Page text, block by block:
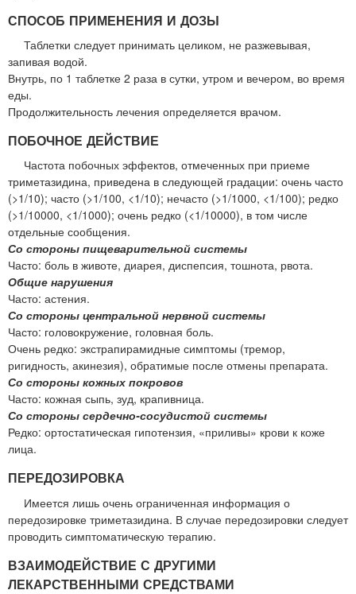
СПОСОБ ПРИМЕНЕНИЯ И ДОЗЫ
Таблетки следует принимать целиком, не разжевывая,
запивая водой.
Внутрь, по 1 таблетке 2 раза в сутки, утром и вечером, во время
еды.
Продолжительность лечения определяется врачом.
ПОБОЧНОЕ ДЕЙСТВИЕ
Частота побочных эффектов, отмеченных при приеме
триметазидина, приведена в следующей градации: очень часто
(>1/10); часто (>1/100, <1/10); нечасто (>1/1000, <1/100); редко
(>1/10000, <1/1000); очень редко (<1/10000), в том числе
отдельные сообщения.
Со стороны пищеварительной системы
Часто: боль в животе, диарея, диспепсия, тошнота, рвота.
Общие нарушения
Часто: астения.
Со стороны центральной нервной системы
Часто: головокружение, головная боль.
Очень редко: экстрапирамидные симптомы (тремор,
ригидность, акинезия), обратимые после отмены препарата.
Со стороны кожных покровов
Часто: кожная сыпь, зуд, крапивница.
Со стороны сердечно-сосудистой системы
Редко: ортостатическая гипотензия, «приливы» крови к коже
лица.
ПЕРЕДОЗИРОВКА
Имеется лишь очень ограниченная информация о
передозировке триметазидина. В случае передозировки следует
проводить симптоматическую терапию.
ВЗАИМОДЕЙСТВИЕ С ДРУГИМИ
ЛЕКАРСТВЕННЫМИ СРЕДСТВАМИ